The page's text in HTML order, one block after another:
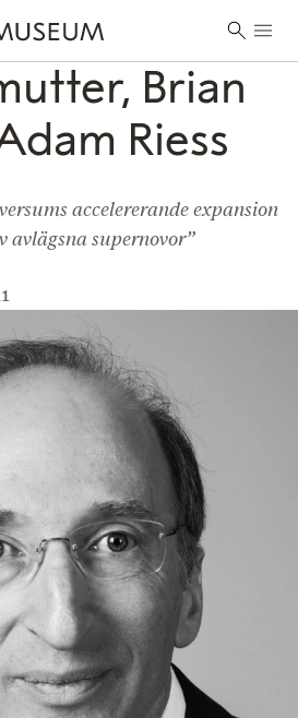
Brian
Riess
accelererande expansion
avlägsna supernovor”